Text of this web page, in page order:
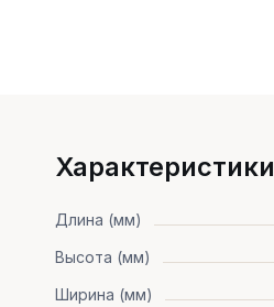
Характеристики
Длина (мм)
Высота (мм)
Ширина (мм)